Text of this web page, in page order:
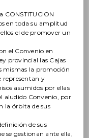
CONSTITUCION
en toda su amplitud
el de promover un
el Convenio en
provincial las Cajas
mismas la promoción
representan y
asumidos por ellas
aludido Convenio, por
la órbita de sus
de sus
se gestionan ante ella,